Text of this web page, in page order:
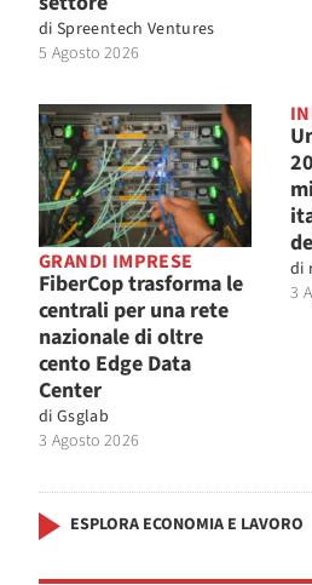
di Spreentech Ventures
5 Agosto 2026
GRANDI IMPRESE
FiberCop trasforma le
centrali per una rete
nazionale di oltre
cento Edge Data
Center
di Gsglab
3 Agosto 2026
di
3
ESPLORA ECONOMIA E LAVORO